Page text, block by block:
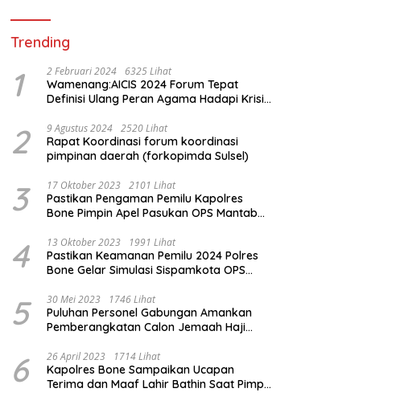
Trending
1 2 Februari 2024 6325 Lihat
Wamenang:AICIS 2024 Forum Tepat
Definisi Ulang Peran Agama Hadapi Krisis
2 9 Agustus 2024 2520 Lihat
Rapat Koordinasi forum koordinasi
pimpinan daerah (forkopimda Sulsel)
3 17 Oktober 2023 2101 Lihat
Pastikan Pengaman Pemilu Kapolres
Bone Pimpin Apel Pasukan OPS Mantab
4 13 Oktober 2023 1991 Lihat
Pastikan Keamanan Pemilu 2024 Polres
Bone Gelar Simulasi Sispamkota OPS
5 30 Mei 2023 1746 Lihat
Puluhan Personel Gabungan Amankan
Pemberangkatan Calon Jemaah Haji
6 26 April 2023 1714 Lihat
Kapolres Bone Sampaikan Ucapan
Terima dan Maaf Lahir Bathin Saat Pimpin